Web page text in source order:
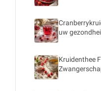
uw
Kruidenthee